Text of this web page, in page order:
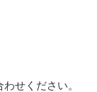
せください。